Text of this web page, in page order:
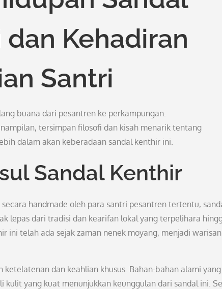
Kehadiran
Santri
buana dari pesantren ke perkampungan.
tersimpan filosofi dan kisah menarik tentang
dalam akan keberadaan sandal kenthir ini.
Sandal Kenthir
handmade oleh para santri pesantren tertentu,
lepas dari tradisi dan kearifan lokal yang terpelihara
ini telah ada sejak zaman nenek moyang, menjadi warisan
dan keahlian khusus. Bahan-bahan alami yang
yang kuat menunjukkan keunggulan dari sandal ini.